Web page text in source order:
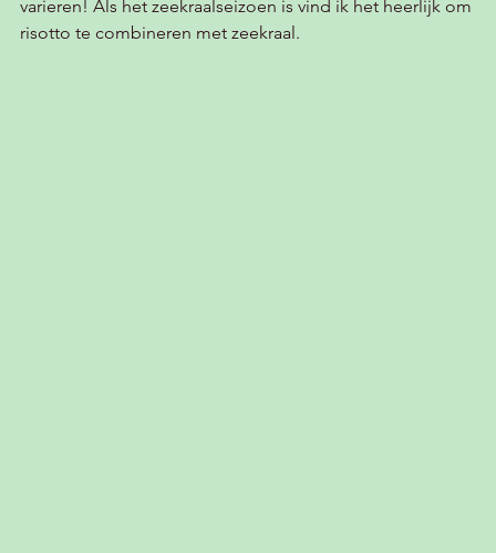
varieren! Als het zeekraalseizoen is vind ik het heerlijk om
risotto te combineren met zeekraal.